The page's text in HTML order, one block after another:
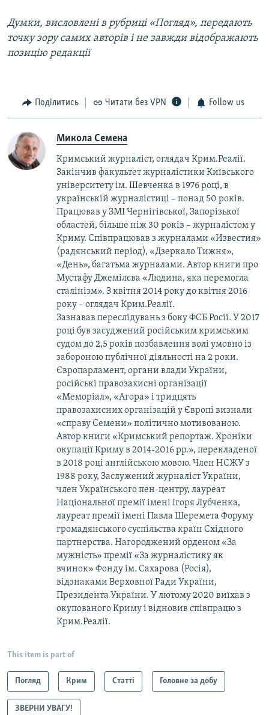
Думки, висловлені в рубриці «Погляд», передають
точку зору самих авторів і не завжди відображають
позицію редакції
Поділитись Читати без VPN Follow us
Микола Семена
Кримський журналіст, оглядач Крим.Реалії.
Закінчив факультет журналістики Київського
університету ім. Шевченка в 1976 році, в
українській журналістиці – понад 50 років.
Працював у ЗМІ Чернігівської, Запорізької
областей, більше ніж 30 років – журналістом у
Криму. Співпрацював з журналами «Известия»
(радянський період), «Дзеркало Тижня»,
«День», багатьма журналами. Автор книги про
Мустафу Джемілєва «Людина, яка перемогла
сталінізм». З квітня 2014 року до квітня 2016
року – оглядач Крим.Реалії.
Зазнавав переслідувань з боку ФСБ Росії. У 2017
році був засуджений російським кримським
судом до 2,5 років позбавлення волі умовно із
забороною публічної діяльності на 2 роки.
Європарламент, органи влади України,
російські правозахисні організації
«Меморіал», «Агора» і тридцять
правозахисних організацій у Європі визнали
«справу Семени» політично мотивованою.
Автор книги «Кримський репортаж. Хроніки
окупації Криму в 2014-2016 рр.», перекладеної
в 2018 році англійською мовою. Член НСЖУ з
1988 року, Заслужений журналіст України,
член Українського пен-центру, лауреат
Національної премії імені Ігоря Лубченка,
лауреат премії імені Павла Шеремета Форуму
громадянського суспільства країн Східного
партнерства. Нагороджений орденом «За
мужність» премії «За журналістику як
вчинок» Фонду ім. Сахарова (Росія),
відзнаками Верховної Ради України,
Президента України. У лютому 2020 виїхав з
окупованого Криму і відновив співпрацю з
Крим.Реалії.
This item is part of
Погляд Крим Статті Головне за добу
ЗВЕРНИ УВАГУ!